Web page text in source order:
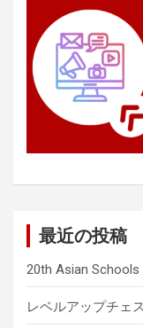
最近の投稿
20th Asian
レベルアップチェ